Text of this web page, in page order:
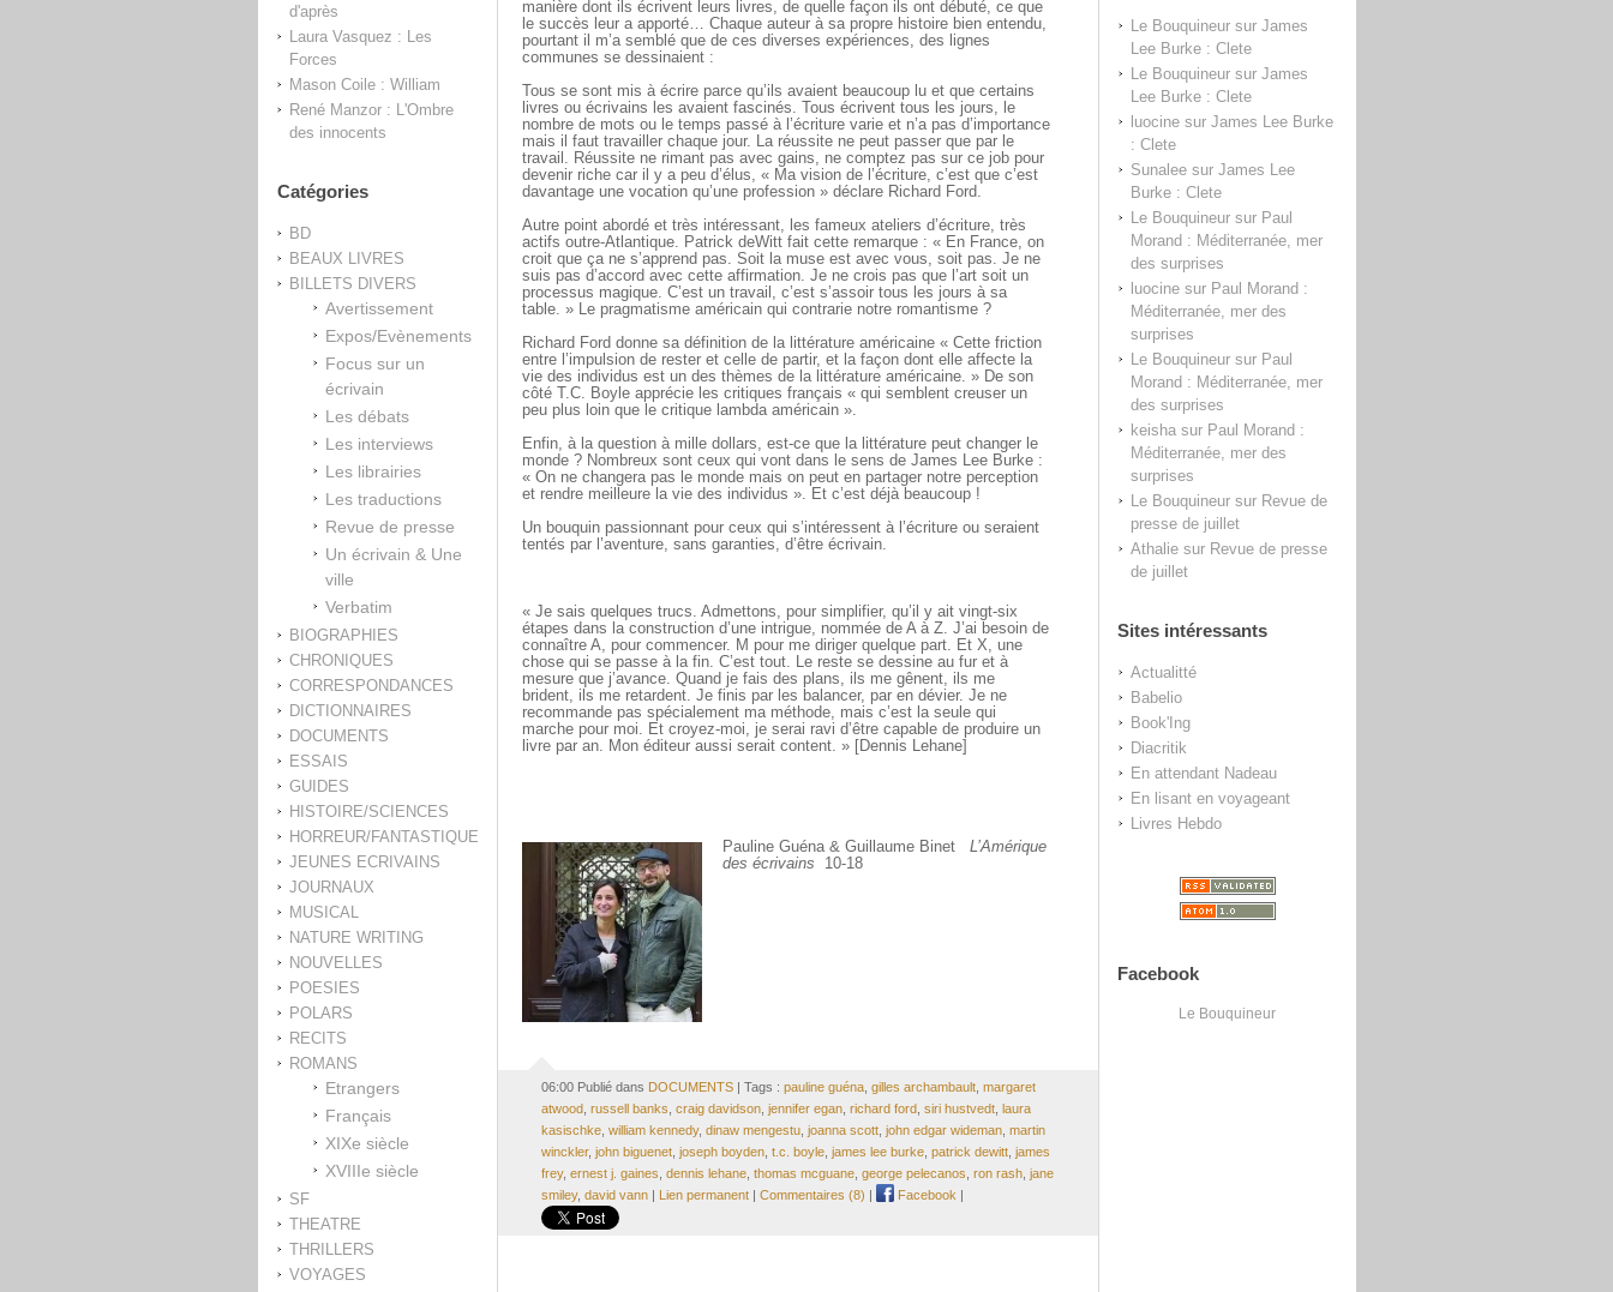
d'après
Laura Vasquez : Les
Forces
Mason Coile : William
René Manzor : L'Ombre
des innocents
Catégories
BD
BEAUX LIVRES
BILLETS DIVERS
Avertissement
Expos/Evènements
Focus sur un
écrivain
Les débats
Les interviews
Les librairies
Les traductions
Revue de presse
Un écrivain & Une
ville
Verbatim
BIOGRAPHIES
CHRONIQUES
CORRESPONDANCES
DICTIONNAIRES
DOCUMENTS
ESSAIS
GUIDES
HISTOIRE/SCIENCES
HORREUR/FANTASTIQUE
JEUNES ECRIVAINS
JOURNAUX
MUSICAL
NATURE WRITING
NOUVELLES
POESIES
POLARS
RECITS
ROMANS
Etrangers
Français
XIXe siècle
XVIIIe siècle
SF
THEATRE
THRILLERS
VOYAGES
Le Bouquineursur James
Lee Burke : Clete
Le Bouquineursur James
Lee Burke : Clete
luocinesur James Lee Burke
: Clete
Sunaleesur James Lee
Burke : Clete
Le Bouquineursur Paul
Morand : Méditerranée, mer
des surprises
luocinesur Paul Morand :
Méditerranée, mer des
surprises
Le Bouquineursur Paul
Morand : Méditerranée, mer
des surprises
keishasur Paul Morand :
Méditerranée, mer des
surprises
Le Bouquineursur Revue de
presse de juillet
Athaliesur Revue de presse
de juillet
Sites intéressants
Actualitté
Babelio
Book'Ing
Diacritik
En attendant Nadeau
En lisant en voyageant
Livres Hebdo
Facebook
Le Bouquineur
manière dont ils écrivent leurs livres, de quelle façon ils ont débuté, ce que
le succès leur a apporté… Chaque auteur à sa propre histoire bien entendu,
pourtant il m’a semblé que de ces diverses expériences, des lignes
communes se dessinaient :
Tous se sont mis à écrire parce qu’ils avaient beaucoup lu et que certains
livres ou écrivains les avaient fascinés. Tous écrivent tous les jours, le
nombre de mots ou le temps passé à l’écriture varie et n’a pas d’importance
mais il faut travailler chaque jour. La réussite ne peut passer que par le
travail. Réussite ne rimant pas avec gains, ne comptez pas sur ce job pour
devenir riche car il y a peu d’élus, « Ma vision de l’écriture, c’est que c’est
davantage une vocation qu’une profession » déclare Richard Ford.
Autre point abordé et très intéressant, les fameux ateliers d’écriture, très
actifs outre-Atlantique. Patrick deWitt fait cette remarque : « En France, on
croit que ça ne s’apprend pas. Soit la muse est avec vous, soit pas. Je ne
suis pas d’accord avec cette affirmation. Je ne crois pas que l’art soit un
processus magique. C’est un travail, c’est s’assoir tous les jours à sa
table. » Le pragmatisme américain qui contrarie notre romantisme ?
Richard Ford donne sa définition de la littérature américaine « Cette friction
entre l’impulsion de rester et celle de partir, et la façon dont elle affecte la
vie des individus est un des thèmes de la littérature américaine. » De son
côté T.C. Boyle apprécie les critiques français « qui semblent creuser un
peu plus loin que le critique lambda américain ».
Enfin, à la question à mille dollars, est-ce que la littérature peut changer le
monde ? Nombreux sont ceux qui vont dans le sens de James Lee Burke :
« On ne changera pas le monde mais on peut en partager notre perception
et rendre meilleure la vie des individus ». Et c’est déjà beaucoup !
Un bouquin passionnant pour ceux qui s’intéressent à l’écriture ou seraient
tentés par l’aventure, sans garanties, d’être écrivain.
« Je sais quelques trucs. Admettons, pour simplifier, qu’il y ait vingt-six
étapes dans la construction d’une intrigue, nommée de A à Z. J’ai besoin de
connaître A, pour commencer. M pour me diriger quelque part. Et X, une
chose qui se passe à la fin. C’est tout. Le reste se dessine au fur et à
mesure que j’avance. Quand je fais des plans, ils me gênent, ils me
brident, ils me retardent. Je finis par les balancer, par en dévier. Je ne
recommande pas spécialement ma méthode, mais c’est la seule qui
marche pour moi. Et croyez-moi, je serai ravi d’être capable de produire un
livre par an. Mon éditeur aussi serait content. » [Dennis Lehane]
Pauline Guéna & Guillaume BinetL’Amérique
des écrivains 10-18
06:00 Publié dans DOCUMENTS| Tags : pauline guéna, gilles archambault, margaret
atwood russell banks craig davidson, jennifer egan, richard ford siri hustvedt,
laura
kasischke, william kennedy, dinaw mengestu, joanna scott, john edgar wideman, martin
winckler, john biguenet, joseph boyden, t.c. boyle, james lee burke, patrick dewitt, james
frey, ernest j. gaines dennis lehane, thomas mcguane, george pelecanos ron rash, jane
smiley, david vann| Lien permanent| Commentaires (8) Facebook